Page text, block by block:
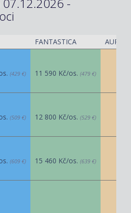
FANTASTICA
AUREA
(429 €) 11 590 Kč/os. (479 €)
(509 €) 12 800 Kč/os. (529 €)
(609 €) 15 460 Kč/os. (639 €)